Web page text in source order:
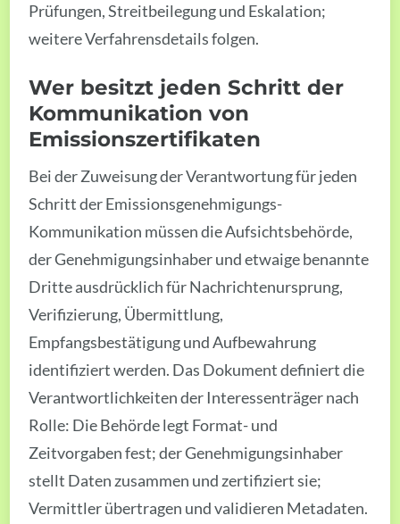
Prüfungen, Streitbeilegung und Eskalation;
weitere Verfahrensdetails folgen.
Wer besitzt jeden Schritt der
Kommunikation von
Emissionszertifikaten
Bei der Zuweisung der Verantwortung für jeden
Schritt der Emissionsgenehmigungs-
Kommunikation müssen die Aufsichtsbehörde,
der Genehmigungsinhaber und etwaige benannte
Dritte ausdrücklich für Nachrichtenursprung,
Verifizierung, Übermittlung,
Empfangsbestätigung und Aufbewahrung
identifiziert werden. Das Dokument definiert die
Verantwortlichkeiten der Interessenträger nach
Rolle: Die Behörde legt Format- und
Zeitvorgaben fest; der Genehmigungsinhaber
stellt Daten zusammen und zertifiziert sie;
Vermittler übertragen und validieren Metadaten.